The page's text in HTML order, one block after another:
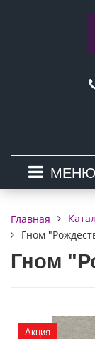
МЕНЮ
Главная
Гном
Гном
Акция